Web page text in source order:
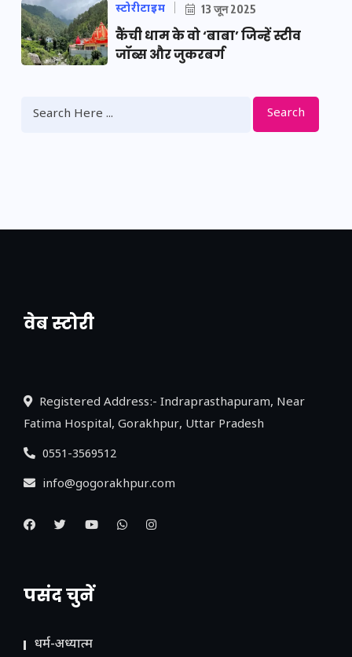
स्टोरीटाइम 13 जून 2025
कैंची धाम के वो ‘बाबा’ जिन्हें स्टीव
जॉब्स और जुकरबर्ग
Search
वेब स्टोरी
नया एक्सप्रेसवे: पूर्वांचल का लक, डेवलपमेंट का
Registered Address:- Indraprasthapuram, Near
Fatima Hospital, Gorakhpur, Uttar Pradesh
0551-3569512
info@gogorakhpur.com
पसंद चुनें
धर्म-अध्यात्म